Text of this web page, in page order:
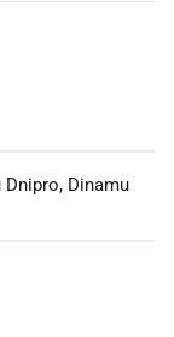
Dinamu